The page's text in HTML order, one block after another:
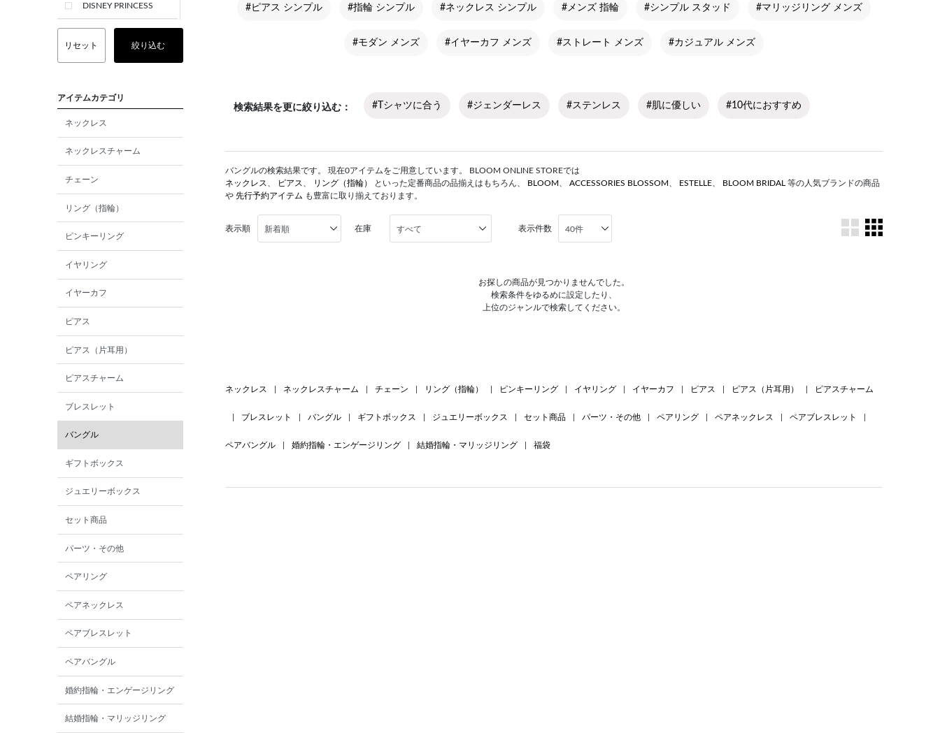
DISNEY PRINCESS
CREST+
リセット
絞り込む
アイテムカテゴリ
ネックレス
ネックレスチャーム
チェーン
リング（指輪）
ピンキーリング
イヤリング
イヤーカフ
ピアス
ピアス（片耳用）
ピアスチャーム
ブレスレット
バングル
ギフトボックス
ジュエリーボックス
セット商品
パーツ・その他
ペアリング
ペアネックレス
ペアブレスレット
ペアバングル
婚約指輪・エンゲージリング
結婚指輪・マリッジリング
#ピアス シンプル #指輪 シンプル #ネックレス シンプル #メンズ 指輪 #シンプル スタッド #マリッジリング メンズ
#モダン メンズ #イヤーカフ メンズ #ストレート メンズ #カジュアル メンズ
検索結果を更に絞り込む #Tシャツに合う #ジェンダーレス #ステンレス #肌に優しい #10代におすすめ
バングルの検索結果です。 現在0アイテムをご用意しています。 BLOOM ONLINE STOREでは
ネックレス
ピアス リング（指輪） といった定番商品の品揃えはもちろん、 BLOOM ACCESSORIES BLOSSOM ESTELLE BLOOM BRIDAL
等の人気ブランドの商品
や 先行予約アイテム も豊富に取り揃えております。
表示順 在庫 表示件数
お探しの商品が見つかりませんでした。
検索条件をゆるめに設定したり、
上位のジャンルで検索してください。
ネックレス ネックレスチャーム チェーン リング（指輪） ピンキーリング イヤリング イヤーカフ ピアス ピアス（片耳用） ピアスチャーム
ブレスレット バングル ギフトボックス ジュエリーボックス セット商品 パーツ・その他 ペアリング ペアネックレス ペアブレスレット
ペアバングル 婚約指輪・エンゲージリング 結婚指輪・マリッジリング 福袋